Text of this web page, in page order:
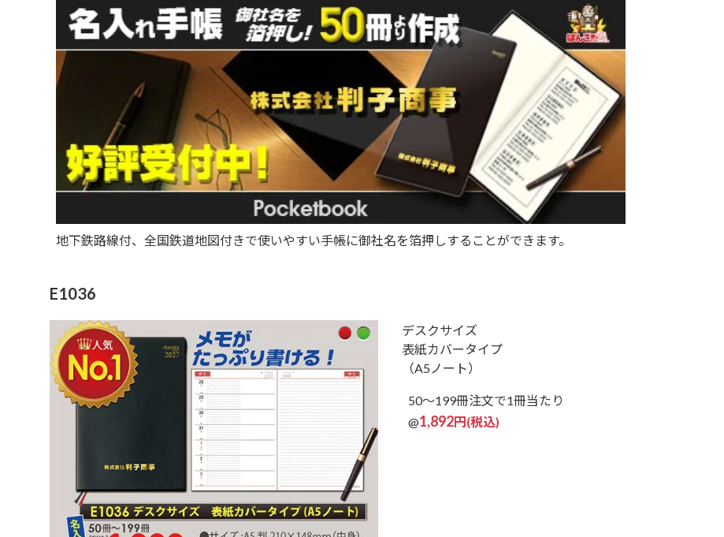
地下鉄路線付、全国鉄道地図付きで使いやすい手帳に御社名を箔押しすることができます。
E1036
デスクサイズ
表紙カバータイプ
（A5ノート）
50～199冊注文で1冊当たり
@1,892円(税込)